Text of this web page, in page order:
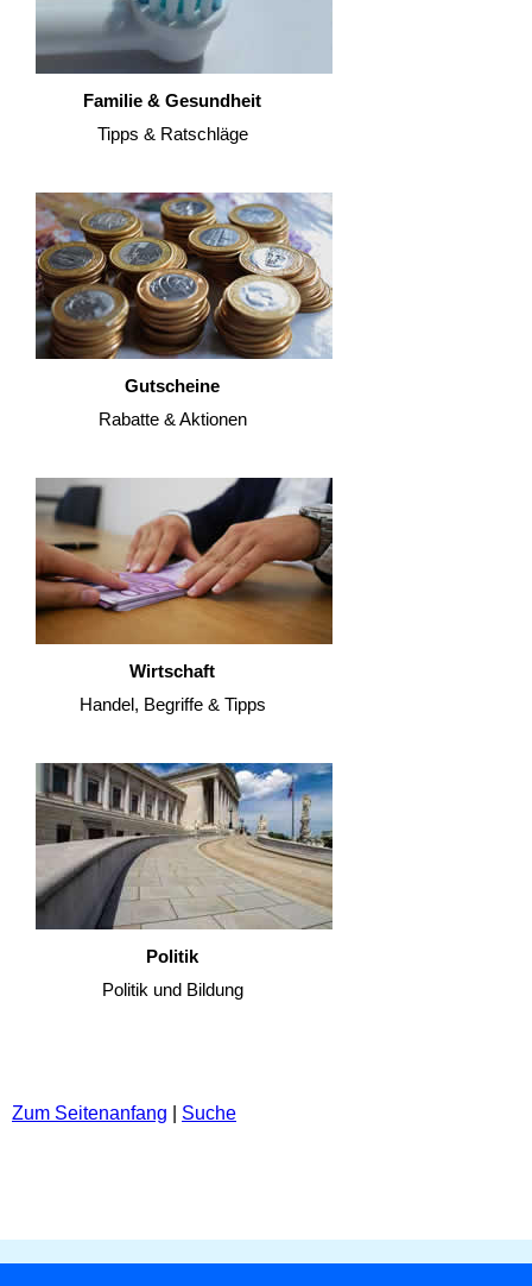
Familie & Gesundheit
Tipps & Ratschläge
Gutscheine
Rabatte & Aktionen
Wirtschaft
Handel, Begriffe & Tipps
Politik
Politik und Bildung
Zum Seitenanfang Suche